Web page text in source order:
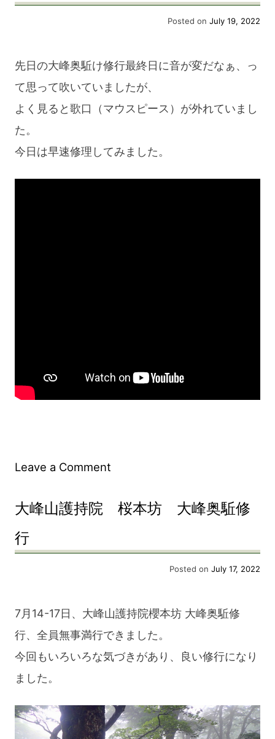
考
え
る。
Posted on July 19, 2022
先日の大峰奥駈け修行最終日に音が変だなぁ、っ
て思って吹いていましたが、
よく見ると歌口（マウスピース）が外れていまし
た。
今日は早速修理してみました。
Leave a Comment
螺
修
口
付
け）
大峰山護持院 桜本坊 大峰奥駈修
行
Posted on July 17, 2022
7月14-17日、大峰山護持院櫻本坊 大峰奥駈修
行、全員無事満行できました。
今回もいろいろな気づきがあり、良い修行になり
ました。